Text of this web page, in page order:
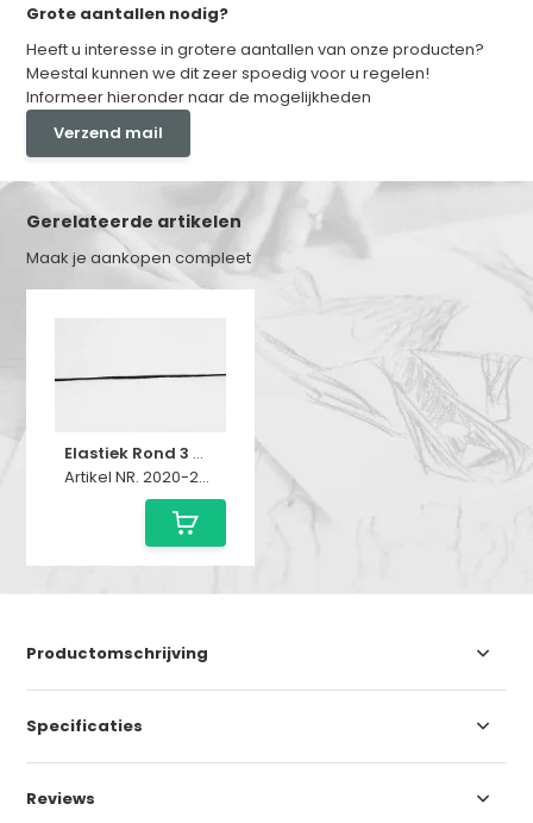
Grote aantallen nodig?
Heeft u interesse in grotere aantallen van onze producten?
Meestal kunnen we dit zeer spoedig voor u regelen!
Informeer hieronder naar de mogelijkheden
Verzend mail
Gerelateerde artikelen
Maak je aankopen compleet
Elastiek Rond 3 mm Zwart
Artikel NR. 2020-207
Productomschrijving
Specificaties
Reviews